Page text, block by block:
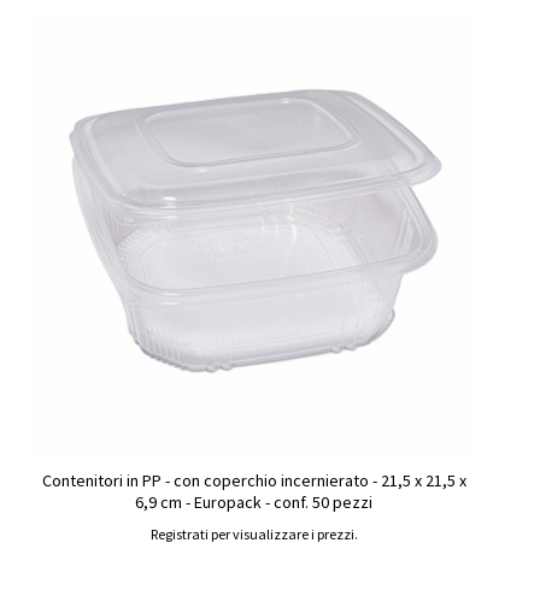
Contenitori in PP - con coperchio incernierato - 21,5 x 21,5 x
6,9 cm - Europack - conf. 50 pezzi
Registrati per visualizzare i prezzi.